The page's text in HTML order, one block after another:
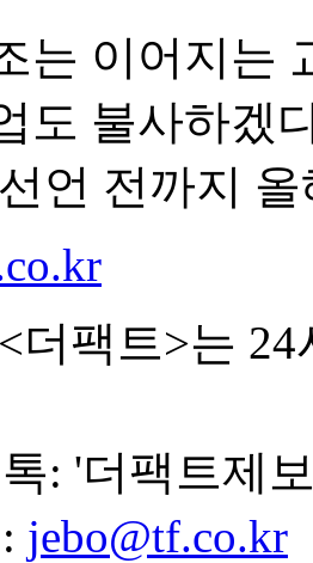
는 이어지는
도 불사하겠
언 전까지
더팩트>는
: '더팩트제
jebo@tf.co.kr